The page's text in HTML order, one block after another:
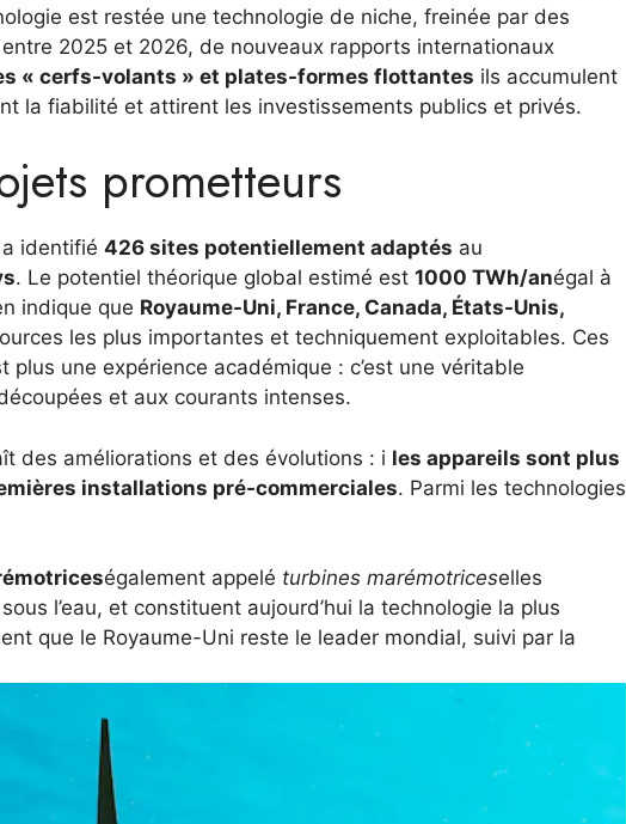
est restée une technologie de niche, freinée par des
2025 et 2026, de nouveaux rapports internationaux
« cerfs-volants » et plates-formes flottantes ils accumulent
la fiabilité et attirent les investissements publics et privés.
prometteurs
identifié 426 sites potentiellement adaptés au
. Le potentiel théorique global estimé est 1000 TWh/anégal à
indique que Royaume-Uni, France, Canada, États-Unis,
les plus importantes et techniquement exploitables. Ces
plus une expérience académique : c’est une véritable
et aux courants intenses.
des améliorations et des évolutions : i les appareils sont plus
installations pré-commerciales. Parmi les technologies
également appelé turbines marémotriceselles
l’eau, et constituent aujourd’hui la technologie la plus
que le Royaume-Uni reste le leader mondial, suivi par la